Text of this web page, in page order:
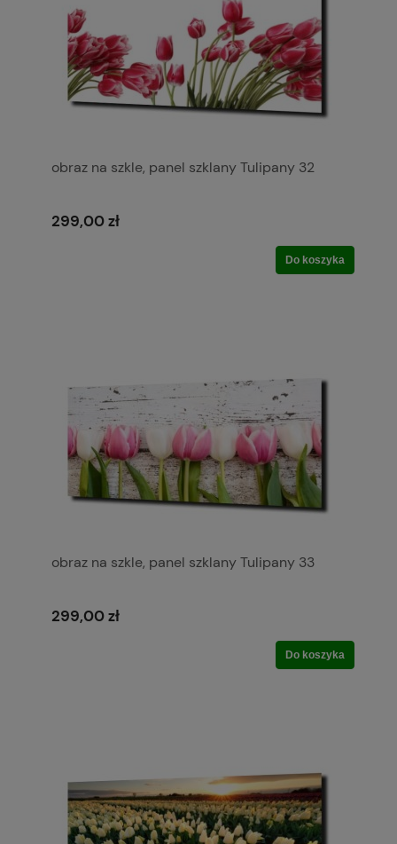
obraz na szkle, panel szklany Tulipany 32
299,00 zł
Do koszyka
obraz na szkle, panel szklany Tulipany 33
299,00 zł
Do koszyka